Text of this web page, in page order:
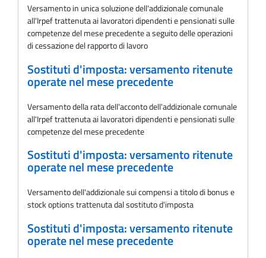
Versamento in unica soluzione dell'addizionale comunale
all'Irpef trattenuta ai lavoratori dipendenti e pensionati sulle
competenze del mese precedente a seguito delle operazioni
di cessazione del rapporto di lavoro
Sostituti d'imposta: versamento ritenute
operate nel mese precedente
Versamento della rata dell'acconto dell'addizionale comunale
all'Irpef trattenuta ai lavoratori dipendenti e pensionati sulle
competenze del mese precedente
Sostituti d'imposta: versamento ritenute
operate nel mese precedente
Versamento dell'addizionale sui compensi a titolo di bonus e
stock options trattenuta dal sostituto d'imposta
Sostituti d'imposta: versamento ritenute
operate nel mese precedente